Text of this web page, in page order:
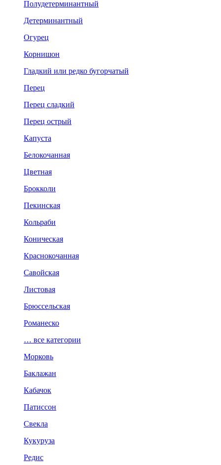
Полудетерминантный
Детерминантный
Огурец
Корнишон
Гладкий или редко бугорчатый
Перец
Перец сладкий
Перец острый
Капуста
Белокочанная
Цветная
Брокколи
Пекинская
Кольраби
Коническая
Краснокочанная
Савойская
Листовая
Брюссельская
Романеско
… все категории
Морковь
Баклажан
Кабачок
Патиссон
Свекла
Кукуруза
Редис